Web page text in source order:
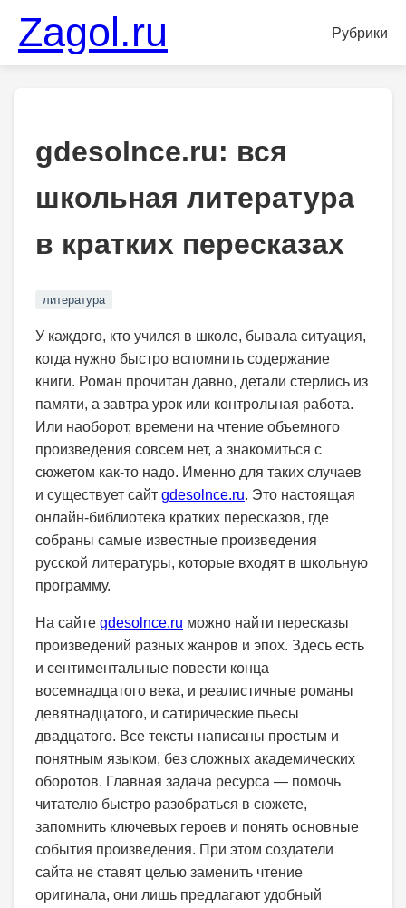
Zagol.ru Рубрики
gdesolnce.ru: вся
школьная литература
в кратких пересказах
литература
У каждого, кто учился в школе, бывала ситуация,
когда нужно быстро вспомнить содержание
книги. Роман прочитан давно, детали стерлись из
памяти, а завтра урок или контрольная работа.
Или наоборот, времени на чтение объемного
произведения совсем нет, а знакомиться с
сюжетом как-то надо. Именно для таких случаев
и существует сайт gdesolnce.ru. Это настоящая
онлайн-библиотека кратких пересказов, где
собраны самые известные произведения
русской литературы, которые входят в школьную
программу.
На сайте gdesolnce.ru можно найти пересказы
произведений разных жанров и эпох. Здесь есть
и сентиментальные повести конца
восемнадцатого века, и реалистичные романы
девятнадцатого, и сатирические пьесы
двадцатого. Все тексты написаны простым и
понятным языком, без сложных академических
оборотов. Главная задача ресурса — помочь
читателю быстро разобраться в сюжете,
запомнить ключевых героев и понять основные
события произведения. При этом создатели
сайта не ставят целью заменить чтение
оригинала, они лишь предлагают удобный